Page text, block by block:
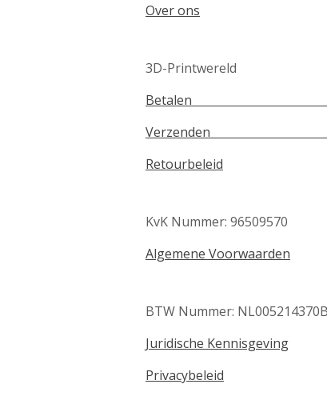
Over ons
3D-Printwereld
Verzenden
Retourbeleid
KvK Nummer: 96509570
Algemene Voorwaarden
BTW Nummer:
Juridische Kennisgeving
Privacybeleid